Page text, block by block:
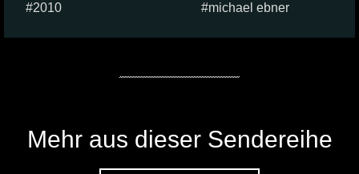
2010 michael ebner
Mehr aus dieser Sendereihe